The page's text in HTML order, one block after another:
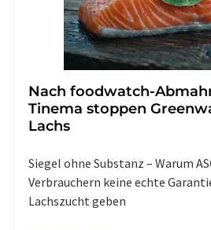
Nach foodwatch-
Tinema stoppen
Lachs
Siegel ohne Substanz – Warum
Verbrauchern keine echte
Lachszucht geben